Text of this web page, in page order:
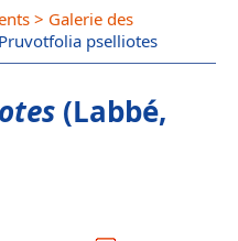
> Galerie des
Pruvotfolia pselliotes
(Labbé,